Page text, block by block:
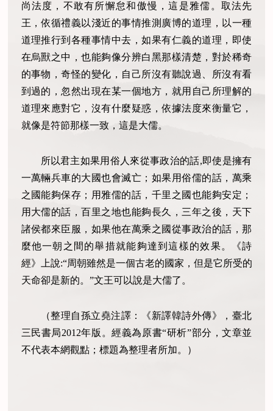
尚法度，不敢有所懈怠和傲慢，這是雅儒。取法先
王，依循禮義以淺近的事情推測廣博的道理，以一種
道理推行到各種事情中去，如果有仁義的道理，即使
在烏獸之中，也能夠像分辨白黑那樣清楚，對於稀奇
的事物，奇怪的變化，自己所沒有聽說過、所沒有看
到過的，忽然出現在某一個地方，就用自己所理解的
道理來應對它，沒有什麼疑惑，依據法度來衡量它，
就像是符節那樣一致，這是大儒。
所以君主如果用俗人來從事政治的話,即使是擁有
一萬輛兵車的大國也會滅亡；如果用俗儒的話，萬乘
之國能夠保存；用雅儒的話，千里之國也能夠安定；
用大儒的話，百里之地也能夠長久，三年之後，天下
諸侯都來臣服，如果他在萬乘之國從事政治的話，那
麼他一朝之間的舉措就能夠達到這樣的效果。《詩
經》上說:“周朝雖然是一個古老的國家，但是它所受的
天命卻是新的。”文王可以說是大儒了。
（整理自孫立堯注譯：《新譯韓詩外傳》，臺北
三民書局2012年版。經義為原書“研析”部分，文章並
不代表本網觀點；標題為整理者所加。）